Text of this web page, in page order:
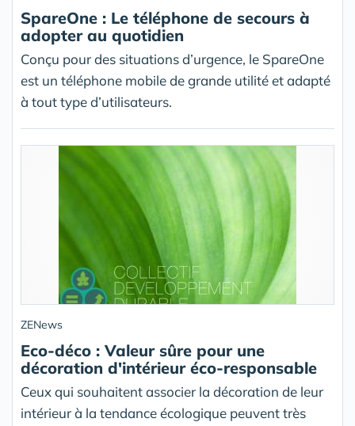
SpareOne : Le téléphone de secours à
adopter au quotidien
Conçu pour des situations d’urgence, le SpareOne
est un téléphone mobile de grande utilité et adapté
à tout type d’utilisateurs.
ZENews
Eco-déco : Valeur sûre pour une
décoration d'intérieur éco-responsable
Ceux qui souhaitent associer la décoration de leur
intérieur à la tendance écologique peuvent très